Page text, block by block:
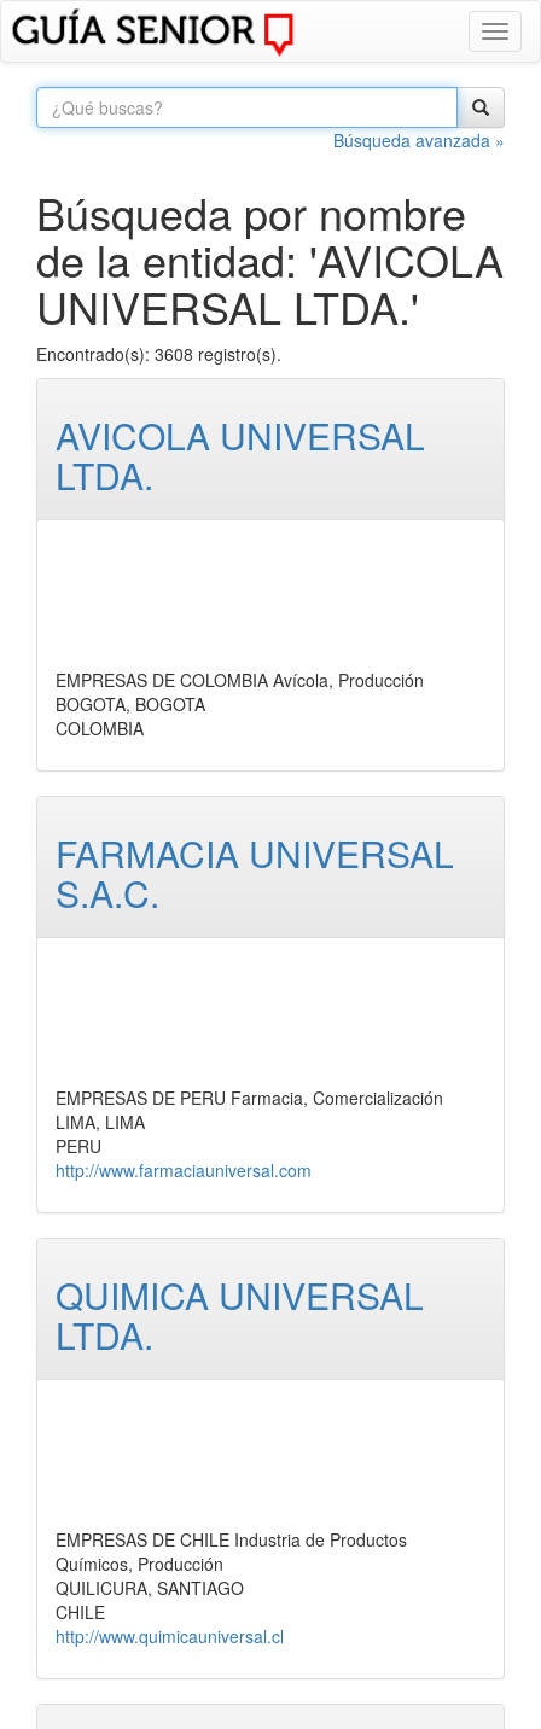
Búsqueda avanzada »
Búsqueda por nombre
de la entidad: 'AVICOLA
UNIVERSAL LTDA.'
Encontrado(s): 3608 registro(s).
AVICOLA UNIVERSAL
LTDA.
EMPRESAS DE COLOMBIA Avícola, Producción
BOGOTA, BOGOTA
COLOMBIA
FARMACIA UNIVERSAL
S.A.C.
EMPRESAS DE PERU Farmacia, Comercialización
LIMA, LIMA
PERU
http://www.farmaciauniversal.com
QUIMICA UNIVERSAL
LTDA.
EMPRESAS DE CHILE Industria de Productos
Químicos, Producción
QUILICURA, SANTIAGO
CHILE
http://www.quimicauniversal.cl